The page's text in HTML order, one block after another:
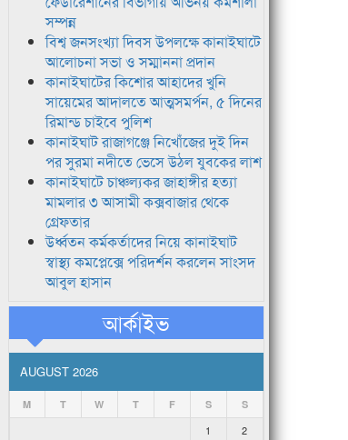
সম্পন্ন
বিশ্ব জনসংখ্যা দিবস উপলক্ষে কানাইঘাটে
আলোচনা সভা ও সম্মাননা প্রদান
কানাইঘাটের কিশোর আহাদের খুনি
সায়েমের আদালতে আত্মসমর্পন, ৫ দিনের
রিমান্ড চাইবে পুলিশ
কানাইঘাট রাজাগঞ্জে নিখোঁজের দুই দিন
পর সুরমা নদীতে ভেসে উঠল যুবকের লাশ
কানাইঘাটে চাঞ্চল্যকর জাহাঙ্গীর হত্যা
মামলার ৩ আসামী কক্সবাজার থেকে
গ্রেফতার
উর্ধ্বতন কর্মকর্তাদের নিয়ে কানাইঘাট
স্বাস্থ্য কমপ্লেক্সে পরিদর্শন করলেন সাংসদ
আবুল হাসান
আর্কাইভ
AUGUST 2026
M T W T F S S
1
2